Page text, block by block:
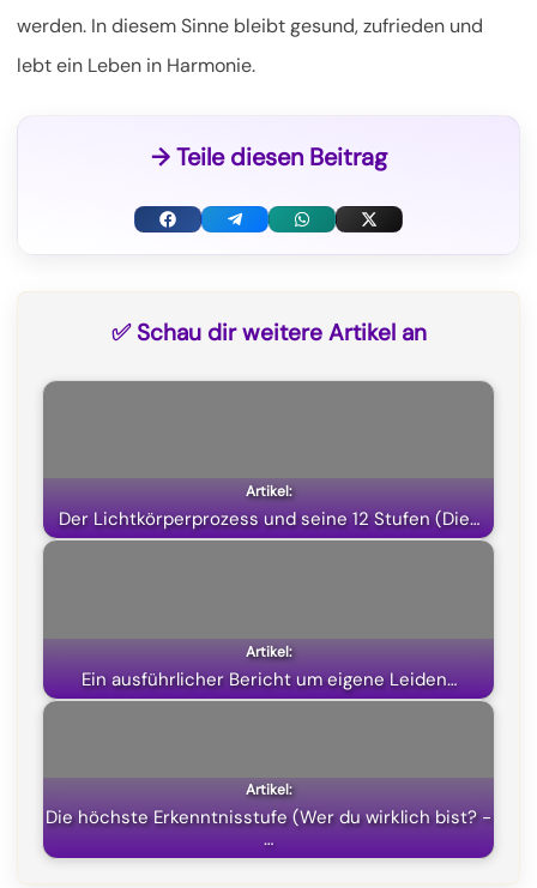
werden. In diesem Sinne bleibt gesund, zufrieden und
lebt ein Leben in Harmonie.
→ Teile diesen Beitrag
F
o
k
T
a
m
W
p
p
X
T
t
e
✅ Schau dir weitere Artikel an
Der Lichtkörperprozess und seine 12 Stufen (Die…
Ein ausführlicher Bericht um eigene Leiden…
Die höchste Erkenntnisstufe (Wer du wirklich bist? -
…